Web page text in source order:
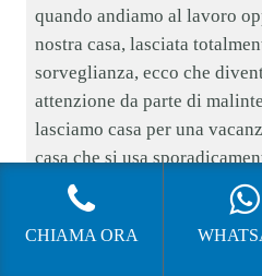
quando andiamo al lavoro
nostra casa, lasciata
sorveglianza, ecco che
attenzione da parte di
lasciamo casa per una
casa che si usa
proprio una serratura molto
rendere l’immobile sotto
scelta diSostituire
CHIAMA ORA